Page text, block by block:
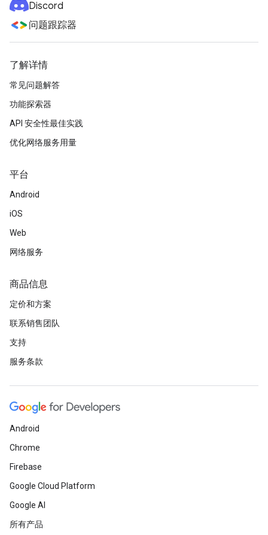
Discord
问题跟踪器
了解详情
常见问题解答
功能探索器
API 安全性最佳实践
优化网络服务用量
平台
Android
iOS
Web
网络服务
商品信息
定价和方案
联系销售团队
支持
服务条款
Android
Chrome
Firebase
Google Cloud Platform
Google AI
所有产品